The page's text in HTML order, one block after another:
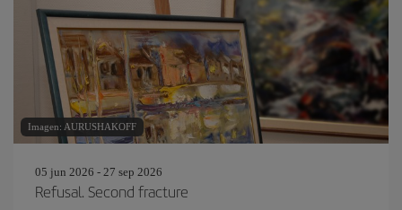
Imagen: AURUSHAKOFF
05 jun 2026 - 27 sep 2026
Refusal. Second fracture